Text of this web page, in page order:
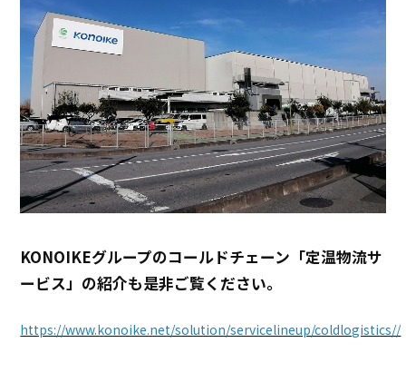
KONOIKEグループのコールドチェーン「定温物流サ
ービス」の紹介も是非ご覧ください。
https://www.konoike.net/solution/servicelineup/coldlogistics//